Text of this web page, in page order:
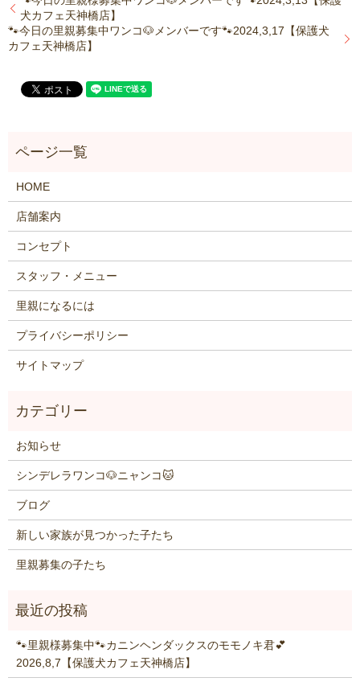
犬カフェ天神橋店】
🐾今日の里親募集中ワンコ🐶メンバーです🐾2024,3,17【保護犬
カフェ天神橋店】
HOME
店舗案内
コンセプト
スタッフ・メニュー
里親になるには
プライバシーポリシー
サイトマップ
お知らせ
シンデレラワンコ🐶ニャンコ🐱
ブログ
新しい家族が見つかった子たち
里親募集の子たち
🐾里親様募集中🐾カニンヘンダックスのモモノキ君💕
2026,8,7【保護犬カフェ天神橋店】